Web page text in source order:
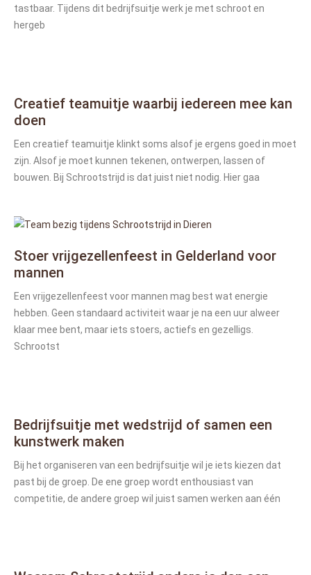
tastbaar. Tijdens dit bedrijfsuitje werk je met schroot en
hergeb
Creatief teamuitje waarbij iedereen mee kan
doen
Een creatief teamuitje klinkt soms alsof je ergens goed in moet
zijn. Alsof je moet kunnen tekenen, ontwerpen, lassen of
bouwen. Bij Schrootstrijd is dat juist niet nodig. Hier gaa
Stoer vrijgezellenfeest in Gelderland voor
mannen
Een vrijgezellenfeest voor mannen mag best wat energie
hebben. Geen standaard activiteit waar je na een uur alweer
klaar mee bent, maar iets stoers, actiefs en gezelligs.
Schrootst
Bedrijfsuitje met wedstrijd of samen een
kunstwerk maken
Bij het organiseren van een bedrijfsuitje wil je iets kiezen dat
past bij de groep. De ene groep wordt enthousiast van
competitie, de andere groep wil juist samen werken aan één